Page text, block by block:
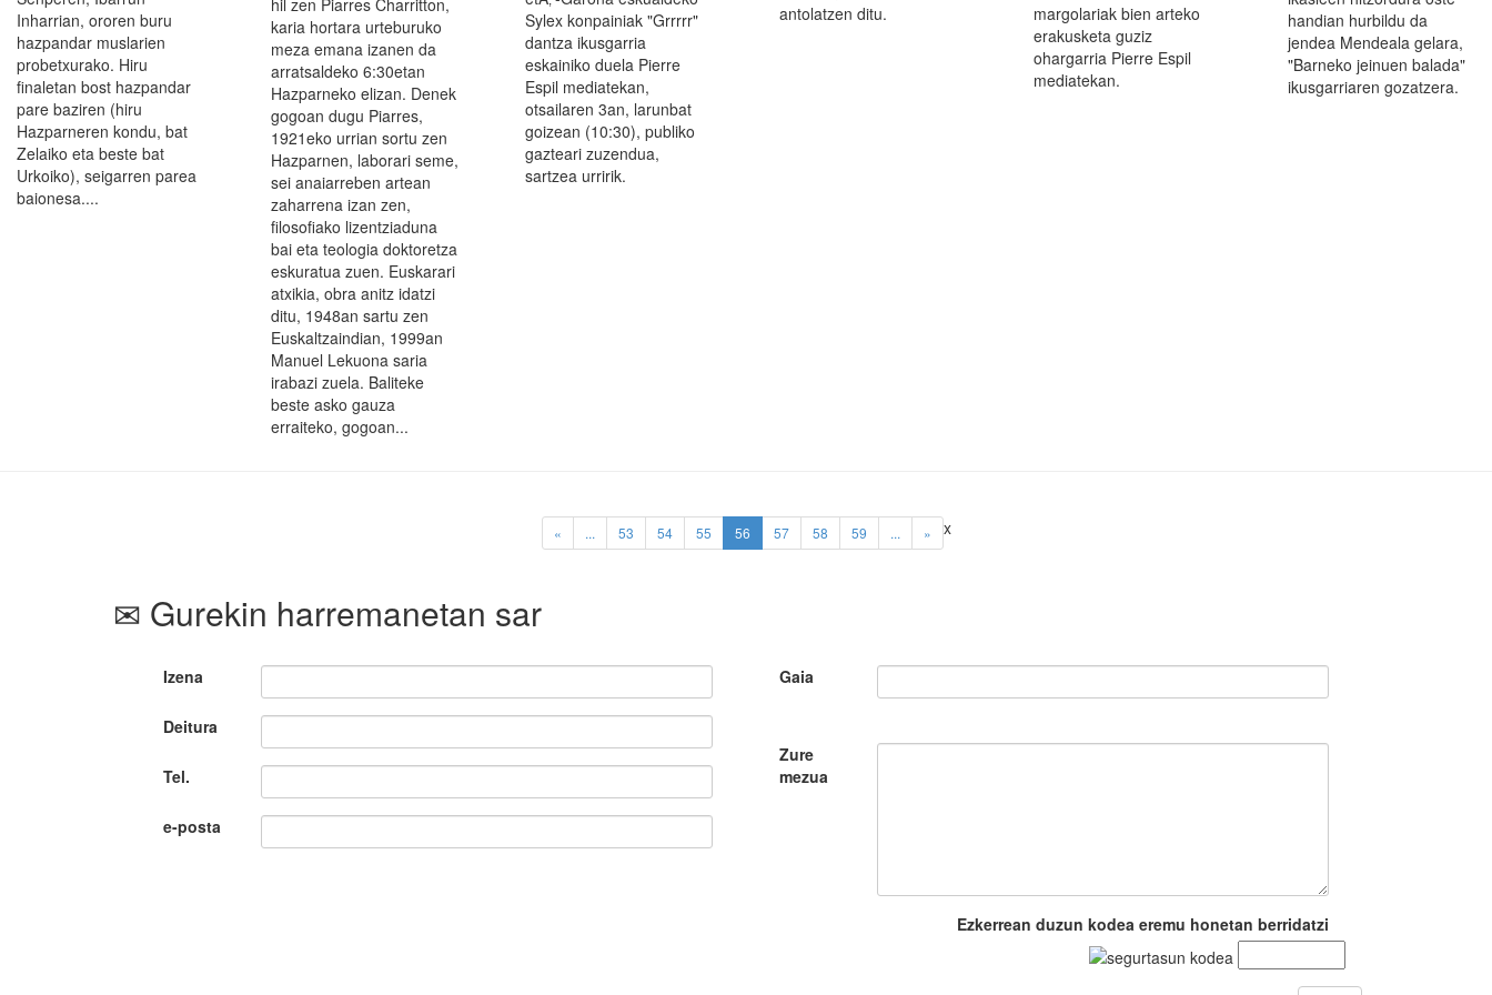
Inharrian, ororen buru
hazpandar muslarien
probetxurako. Hiru
finaletan bost hazpandar
pare baziren (hiru
Hazparneren kondu, bat
Zelaiko eta beste bat
Urkoiko), seigarren parea
baionesa....
hil zen Piarres Charritton,
karia hortara urteburuko
meza emana izanen da
arratsaldeko 6:30etan
Hazparneko elizan. Denek
gogoan dugu Piarres,
1921eko urrian sortu zen
Hazparnen, laborari seme,
sei anaiarreben artean
zaharrena izan zen,
filosofiako lizentziaduna
bai eta teologia doktoretza
eskuratua zuen. Euskarari
atxikia, obra anitz idatzi
ditu, 1948an sartu zen
Euskaltzaindian, 1999an
Manuel Lekuona saria
irabazi zuela. Baliteke
beste asko gauza
erraiteko, gogoan...
Sylex konpainiak "Grrrrr"
dantza ikusgarria
eskainiko duela Pierre
Espil mediatekan,
otsailaren 3an, larunbat
goizean (10:30), publiko
gazteari zuzendua,
sartzea urririk.
antolatzen ditu.
margolariak bien arteko
erakusketa guziz
ohargarria Pierre Espil
mediatekan.
handian hurbildu da
jendea Mendeala gelara,
"Barneko jeinuen balada"
ikusgarriaren gozatzera.
« ... 53 54 55 56(current)
57 58 59 x
... »
Gurekin harremanetan sar
Izena
Deitura
Tel.
e-posta
Gaia
Zure
mezua
Ezkerrean duzun kodea eremu honetan berridatzi